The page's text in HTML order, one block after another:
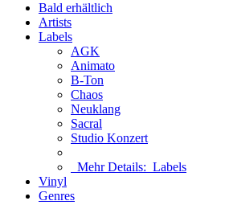
Bald erhältlich
Artists
Labels
AGK
Animato
B-Ton
Chaos
Neuklang
Sacral
Studio Konzert
Mehr Details: Labels
Vinyl
Genres